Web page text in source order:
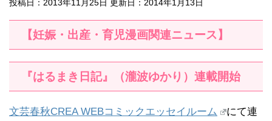
投稿日：2013年11月25日 更新日： 2014年1月13日
【妊娠・出産・育児漫画関連ニュース】
『はるまき日記』（瀧波ゆかり）連載開始
文芸春秋CREA WEBコミックエッセイルーム
にて連